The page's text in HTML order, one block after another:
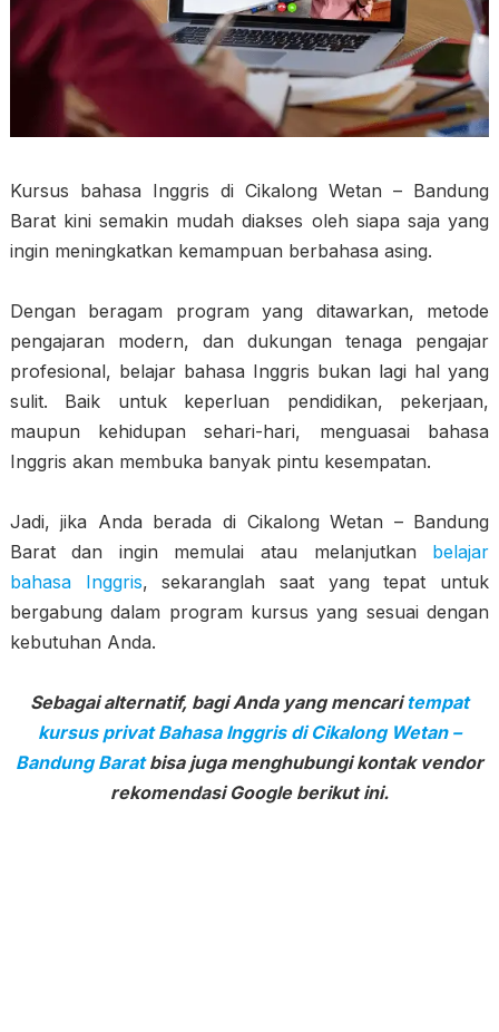
Kursus bahasa Inggris di Cikalong Wetan – Bandung
Barat kini semakin mudah diakses oleh siapa saja yang
ingin meningkatkan kemampuan berbahasa asing.
Dengan beragam program yang ditawarkan, metode
pengajaran modern, dan dukungan tenaga pengajar
profesional, belajar bahasa Inggris bukan lagi hal yang
sulit. Baik untuk keperluan pendidikan, pekerjaan,
maupun kehidupan sehari-hari, menguasai bahasa
Inggris akan membuka banyak pintu kesempatan.
Jadi, jika Anda berada di Cikalong Wetan – Bandung
Barat dan ingin memulai atau melanjutkan belajar
bahasa Inggris, sekaranglah saat yang tepat untuk
bergabung dalam program kursus yang sesuai dengan
kebutuhan Anda.
Sebagai alternatif, bagi Anda yang mencaritempat
kursus privat Bahasa Inggris di Cikalong Wetan –
Bandung Baratbisa juga menghubungi kontak vendor
rekomendasi Google berikut ini.